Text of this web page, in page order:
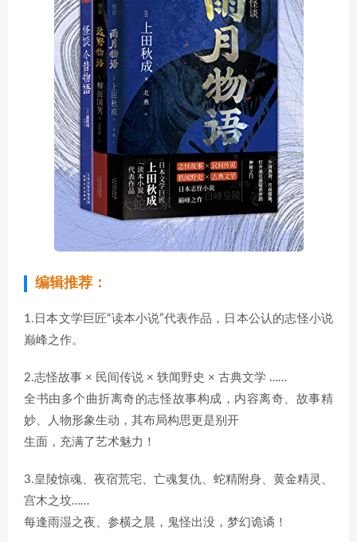
编辑推荐：
1.日本文学巨匠“读本小说”代表作品，日本公认的志怪小说
巅峰之作。
2.志怪故事 × 民间传说 × 轶闻野史 × 古典文学 ……
全书由多个曲折离奇的志怪故事构成，内容离奇、故事精
妙、人物形象生动，其布局构思更是别开
生面，充满了艺术魅力！
3.皇陵惊魂、夜宿荒宅、亡魂复仇、蛇精附身、黄金精灵、
宫木之坟……
每逢雨湿之夜、参横之晨，鬼怪出没，梦幻诡谲！